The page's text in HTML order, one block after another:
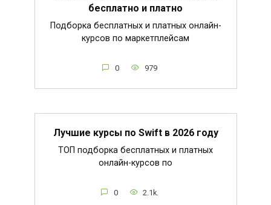
бесплатно и платно
Подборка бесплатных и платных онлайн-
курсов по маркетплейсам
0 979
Лучшие курсы по Swift в 2026 году
ТОП подборка бесплатных и платных
онлайн-курсов по
0 2.1k.